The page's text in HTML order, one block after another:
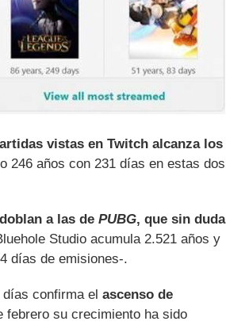
vistas en Twitch alcanza los
246 años con 231 días en estas dos
a las de PUBG, que sin duda
Studio acumula 2.521 años y
días de emisiones-.
confirma el ascenso de
febrero su crecimiento ha sido